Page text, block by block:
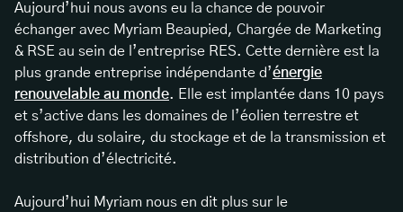
Aujourd’hui nous avons eu la chance de pouvoir
échanger avec Myriam Beaupied, Chargée de Marketing
& RSE au sein de l’entreprise RES. Cette dernière est la
plus grande entreprise indépendante d’énergie
renouvelable au monde. Elle est implantée dans 10 pays
et s’active dans les domaines de l’éolien terrestre et
offshore, du solaire, du stockage et de la transmission et
distribution d’électricité.
Aujourd’hui Myriam nous en dit plus sur le